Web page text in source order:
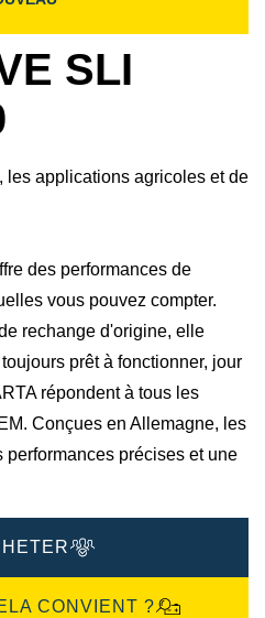
SLI
les applications agricoles et de
des performances de
vous pouvez compter.
rechange d'origine, elle
prêt à fonctionner, jour
répondent à tous les
Conçues en Allemagne, les
performances précises et une
CONVIENT ?